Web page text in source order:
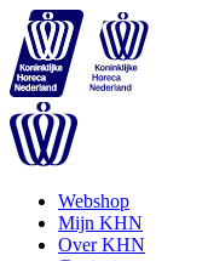
Webshop
Mijn KHN
Over KHN